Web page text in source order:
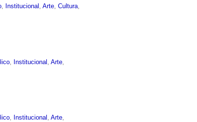
Institucional ,Arte ,Cultura
Institucional ,Arte
, Institucional ,Arte,